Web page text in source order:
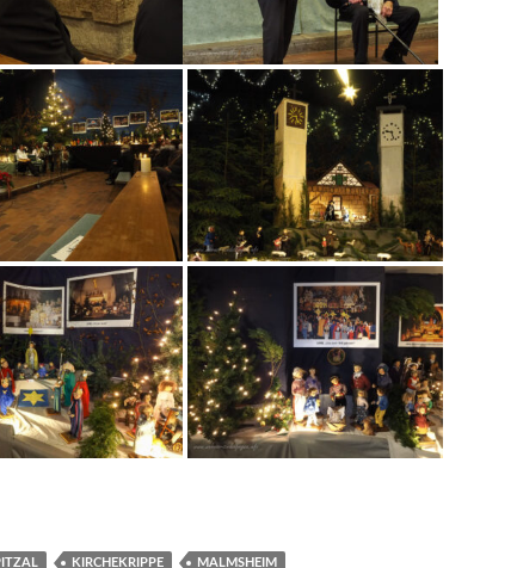
KIRCHEKRIPPE MALMSHEIM